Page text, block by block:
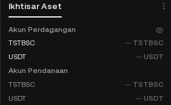
Ikhtisar Aset
Diskon Biaya
Akun Perdagangan
TSTBSC
-- TSTBSC
USDT
-- USDT
Akun Pendanaan
TSTBSC
-- TSTBSC
USDT
-- USDT